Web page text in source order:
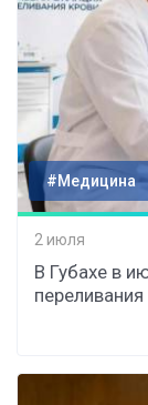
#Медицина
2 июля
В Губахе в